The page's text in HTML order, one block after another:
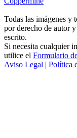
Todas las imágenes y
por derecho de autor
escrito.
Si necesita cualquier
utilice el Formulario
Aviso Legal | Política